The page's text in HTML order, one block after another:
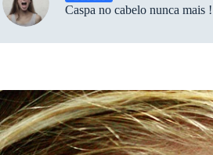
Caspa no cabelo nunca mais !